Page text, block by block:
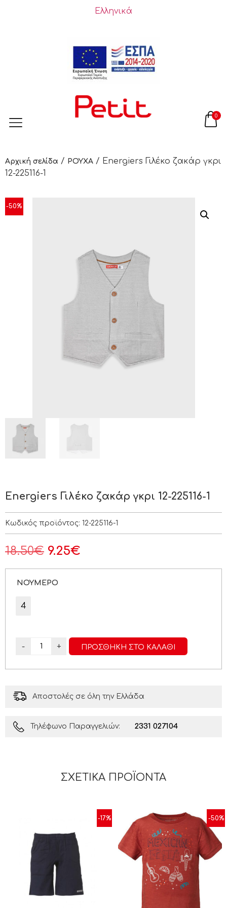
Ελληνικά
0
Αρχική σελίδα / ΡΟΥΧΑ / Energiers Γιλέκο ζακάρ γκρι
12-225116-1
-50%
Energiers Γιλέκο ζακάρ γκρι 12-225116-1
Κωδικός προϊόντος: 12-225116-1
18.50€ 9.25€
ΝΟΥΜΕΡΟ
4
- + ΠΡΟΣΘΉΚΗ ΣΤΟ ΚΑΛΆΘΙ
Αποστολές σε όλη την Ελλάδα
Τηλέφωνο Παραγγελιών: 2331 027104
ΣΧΕΤΙΚΆ ΠΡΟΪΌΝΤΑ
-17% -50%